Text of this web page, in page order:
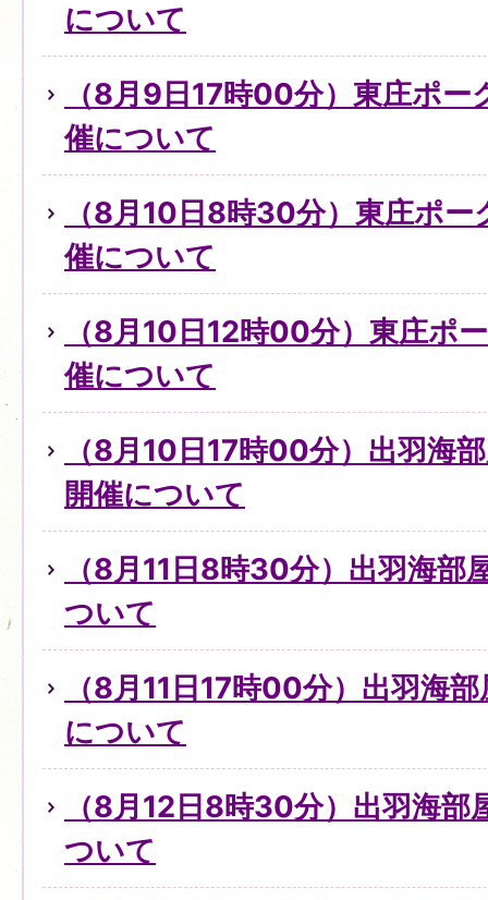
について
（8月9日17時00分）東庄ポ
催について
（8月10日8時30分）東庄ポ
催について
（8月10日12時00分）東庄ポ
催について
（8月10日17時00分）出羽海
開催について
（8月11日8時30分）出羽海部
ついて
（8月11日17時00分）出羽海
について
（8月12日8時30分）出羽海部
ついて